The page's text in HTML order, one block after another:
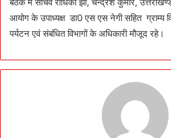
आयोग के उपाध्यक्ष डा0 एस एस नेगी सहित ग्राम्य
पर्यटन एवं संबंधित विभागों के अधिकारी मौजूद रहे।